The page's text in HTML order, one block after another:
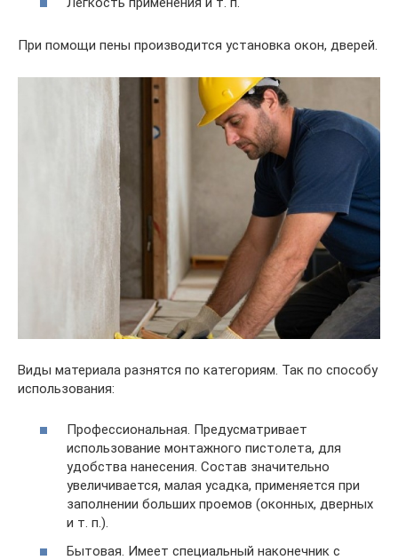
При помощи пены производится установка окон, дверей.
Виды материала разнятся по категориям. Так по способу
использования:
Профессиональная. Предусматривает
использование монтажного пистолета, для
удобства нанесения. Состав значительно
увеличивается, малая усадка, применяется при
заполнении больших проемов (оконных, дверных
и т. п.).
Бытовая. Имеет специальный наконечник с